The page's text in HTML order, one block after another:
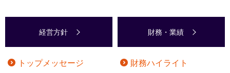
経営方針
トップメッセージ
財務・業績
財務ハイライト